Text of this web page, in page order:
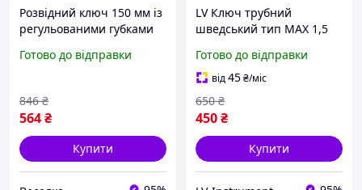
Розвідний ключ 150 мм із
регульованими губками
домашніх майстрів
FLAME
Готово до відправки
564₴
846 ₴
Купити
LV Ключ трубний
шведський тип МАХ 1,5
для сантехніки газовий
ключ для труб TOP|LV
Готово до відправки
від45₴/міс
450₴
650 ₴
Купити